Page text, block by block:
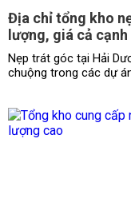
Địa chỉ tổng kho
lượng, giá cả
Nẹp trát góc tại Hải
chuộng trong các dự